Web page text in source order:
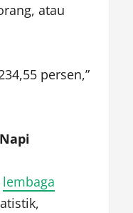
atau
persen,”
lembaga